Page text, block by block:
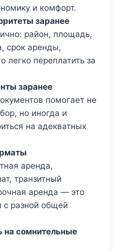
и комфорт.
заранее
район, площадь,
срок аренды,
легко переплатить за
заранее
помогает не
но иногда и
на адекватных
аренда,
транзитный
аренда — это
с разной общей
на сомнительные